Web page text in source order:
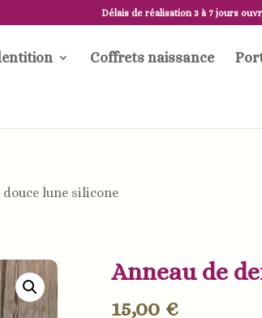
Délais de réalisation 3 à 7 jours
Coffrets naissance
lune silicone
Anneau de
15,00 €